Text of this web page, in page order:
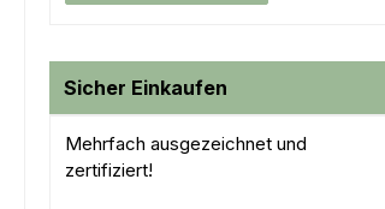
Sicher Einkaufen
Mehrfach ausgezeichnet und
zertifiziert!